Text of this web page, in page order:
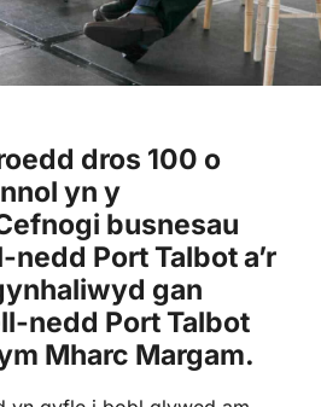
dros 100 o
yn y
busnesau
Port Talbot a’r
gan
nedd Port Talbot
Mharc Margam.